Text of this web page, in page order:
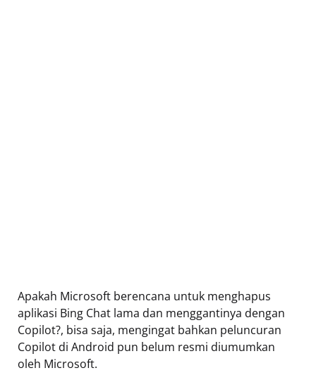
Apakah Microsoft berencana untuk menghapus
aplikasi Bing Chat lama dan menggantinya dengan
Copilot?, bisa saja, mengingat bahkan peluncuran
Copilot di Android pun belum resmi diumumkan
oleh Microsoft.